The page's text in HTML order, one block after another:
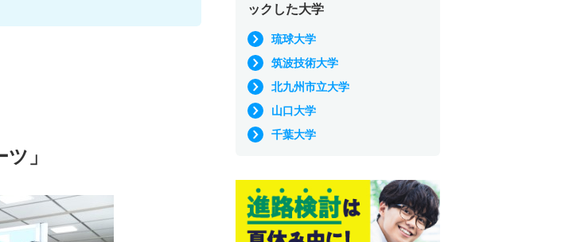
」
ックした大学
琉球大学
筑波技術大学
北九州市立大学
山口大学
千葉大学